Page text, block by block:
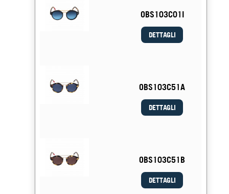
OBS103C01I
DETTAGLI
OBS103C51A
DETTAGLI
OBS103C51B
DETTAGLI